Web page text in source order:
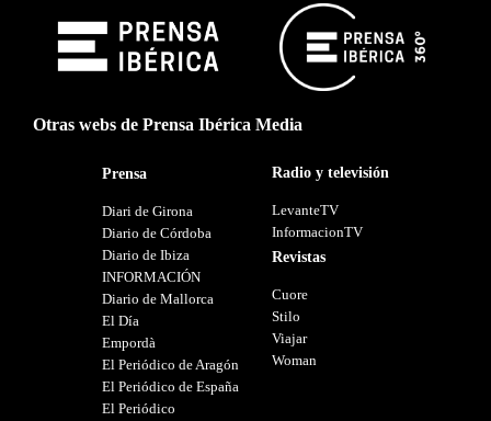
Otras webs de Prensa Ibérica Media
Prensa
Diari de Girona
Diario de Córdoba
Diario de Ibiza
INFORMACIÓN
Diario de Mallorca
El Día
Empordà
El Periódico de Aragón
El Periódico de España
El Periódico
Radio y televisión
LevanteTV
InformacionTV
Revistas
Cuore
Stilo
Viajar
Woman